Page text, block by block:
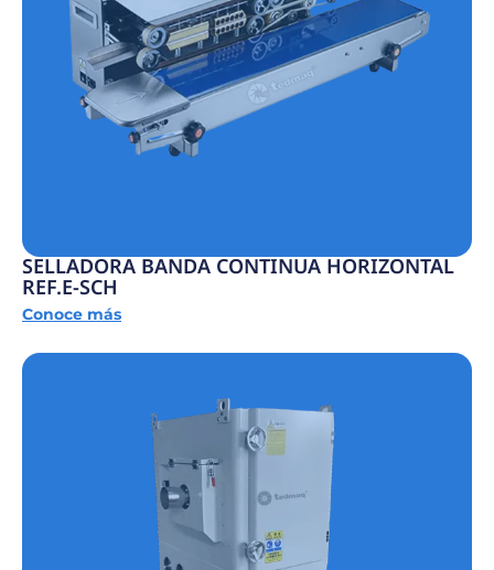
SELLADORA BANDA CONTINUA HORIZONTAL
REF.E-SCH
Conoce más